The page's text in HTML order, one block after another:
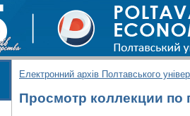
Електронний архів Полтавського
Просмотр коллекции по